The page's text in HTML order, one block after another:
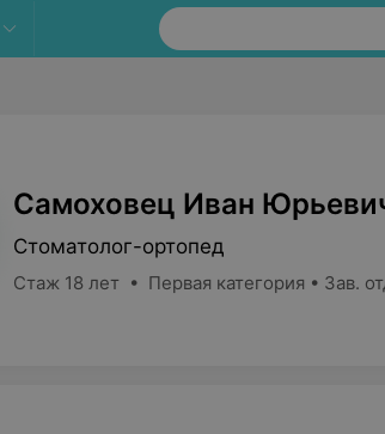
Самоховец Иван
Стоматолог-ортопед
Стаж 18 лет • Первая категория • Зав.